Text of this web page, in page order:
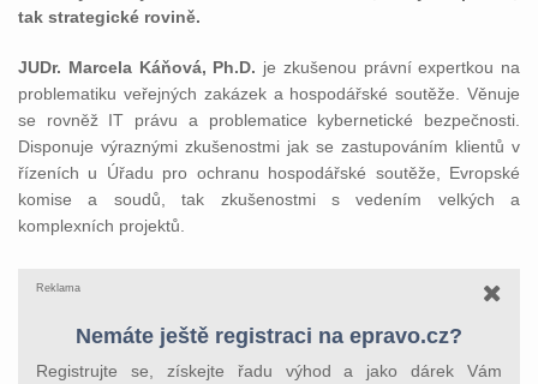
tak strategické rovině.
JUDr. Marcela Káňová, Ph.D. je zkušenou právní expertkou na
problematiku veřejných zakázek a hospodářské soutěže. Věnuje
se rovněž IT právu a problematice kybernetické bezpečnosti.
Disponuje výraznými zkušenostmi jak se zastupováním klientů v
řízeních u Úřadu pro ochranu hospodářské soutěže, Evropské
komise a soudů, tak zkušenostmi s vedením velkých a
komplexních projektů.
Reklama
Nemáte ještě registraci na epravo.cz?
Registrujte se, získejte řadu výhod a jako dárek Vám